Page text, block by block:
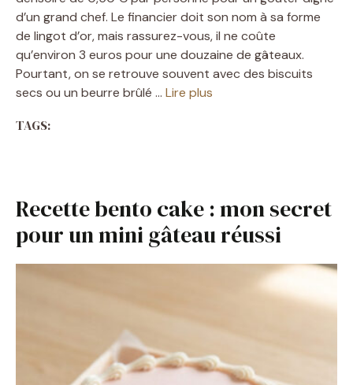
d’un grand chef. Le financier doit son nom à sa forme
de lingot d’or, mais rassurez-vous, il ne coûte
qu’environ 3 euros pour une douzaine de gâteaux.
Pourtant, on se retrouve souvent avec des biscuits
secs ou un beurre brûlé … Lire plus
TAGS:
Recette bento cake : mon secret
pour un mini gâteau réussi